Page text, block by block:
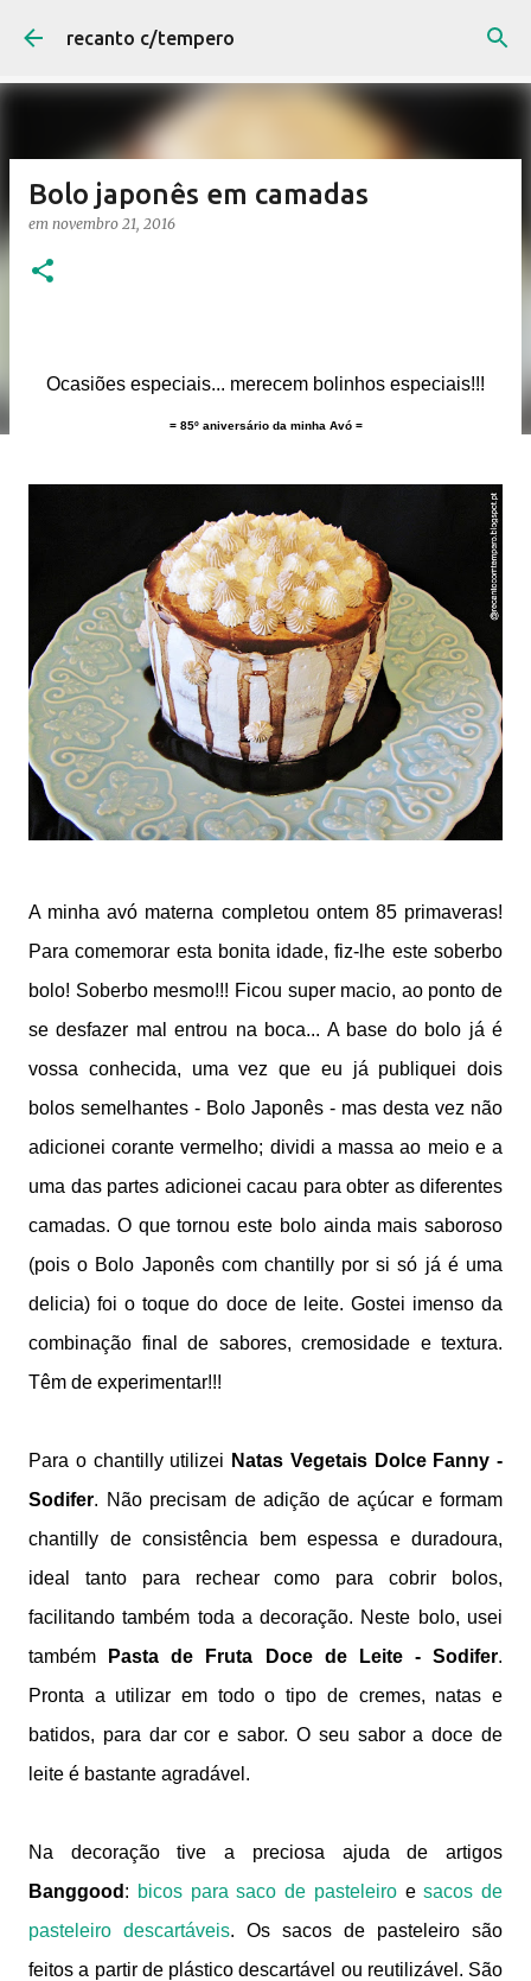
Avançar para o conteúdo principal
recanto c/tempero
Bolo japonês em camadas
em novembro 21, 2016
Ocasiões especiais... merecem bolinhos especiais!!!
= 85º aniversário da minha Avó =
A minha avó materna completou ontem 85 primaveras!
Para comemorar esta bonita idade, fiz-lhe este soberbo
bolo! Soberbo mesmo!!! Ficou super macio, ao ponto de
se desfazer mal entrou na boca... A base do bolo já é
vossa conhecida, uma vez que eu já publiquei dois
bolos semelhantes - Bolo Japonês - mas desta vez não
adicionei corante vermelho; dividi a massa ao meio e a
uma das partes adicionei cacau para obter as diferentes
camadas. O que tornou este bolo ainda mais saboroso
(pois o Bolo Japonês com chantilly por si só já é uma
delicia) foi o toque do doce de leite. Gostei imenso da
combinação final de sabores, cremosidade e textura.
Têm de experimentar!!!
Para o chantilly utilizei Natas Vegetais Dolce Fanny -
Sodifer. Não precisam de adição de açúcar e formam
chantilly de consistência bem espessa e duradoura,
ideal tanto para rechear como para cobrir bolos,
facilitando também toda a decoração. Neste bolo, usei
também
Pasta de Fruta Doce de Leite - Sodifer.
Pronta a utilizar em todo o tipo de cremes, natas e
batidos, para dar cor e sabor. O seu sabor a doce de
leite é bastante agradável.
Na decoração tive a preciosa ajuda de artigos
Banggood : bicos para saco de pasteleiroesacos de
pasteleiro descartáveis. Os sacos de pasteleiro são
feitos a partir de plástico descartável ou reutilizável. São